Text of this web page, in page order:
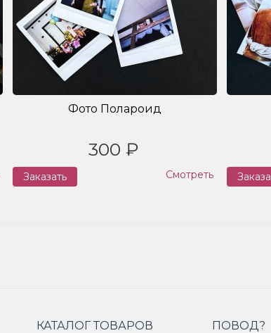
Фото Полароид
300 ₽
Заказать Смотреть
КАТАЛОГ ТОВАРОВ ПОВОД?